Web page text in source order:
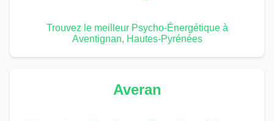
Trouvez le meilleur Psycho-Énergétique à
Aventignan, Hautes-Pyrénées
Averan